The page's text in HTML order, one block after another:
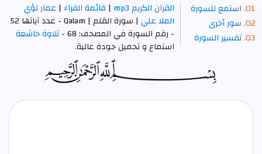
استمع للسورة
سور أخرى
تفسير السورة
القرآن الكريم mp3 | قائمة القراء| عمار لؤي
الملا علي
| سورة القلم | Qalam - عدد آياتها 52
- رقم السورة في المصحف: 68 -
تلاوة خاشعة
استماع و تحميل جودة عالية.